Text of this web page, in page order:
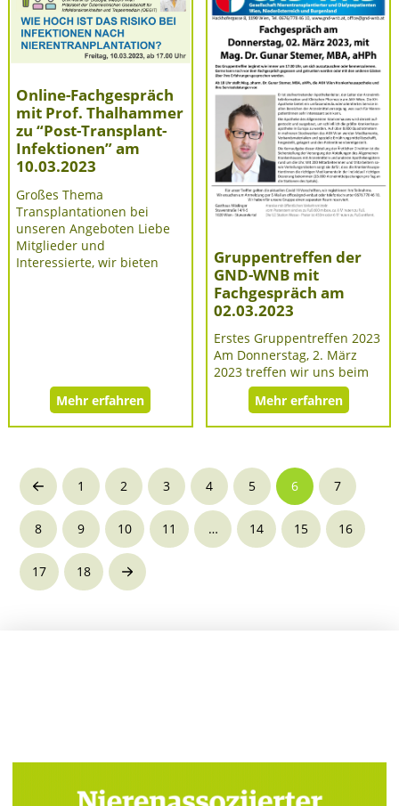
Online-Fachgespräch
mit Prof. Thalhammer
zu “Post-Transplant-
Infektionen” am
10.03.2023
Großes Thema
Transplantationen bei
unseren Angeboten Liebe
Mitglieder und
Interessierte, wir bieten
Mehr erfahren
Gruppentreffen der
GND-WNB mit
Fachgespräch am
02.03.2023
Erstes Gruppentreffen 2023
Am Donnerstag, 2. März
2023 treffen wir uns beim
Mehr erfahren
Prev 1 2 3 4 5 6 7
8 9 10 11 … 14 15 16
17 18 Next